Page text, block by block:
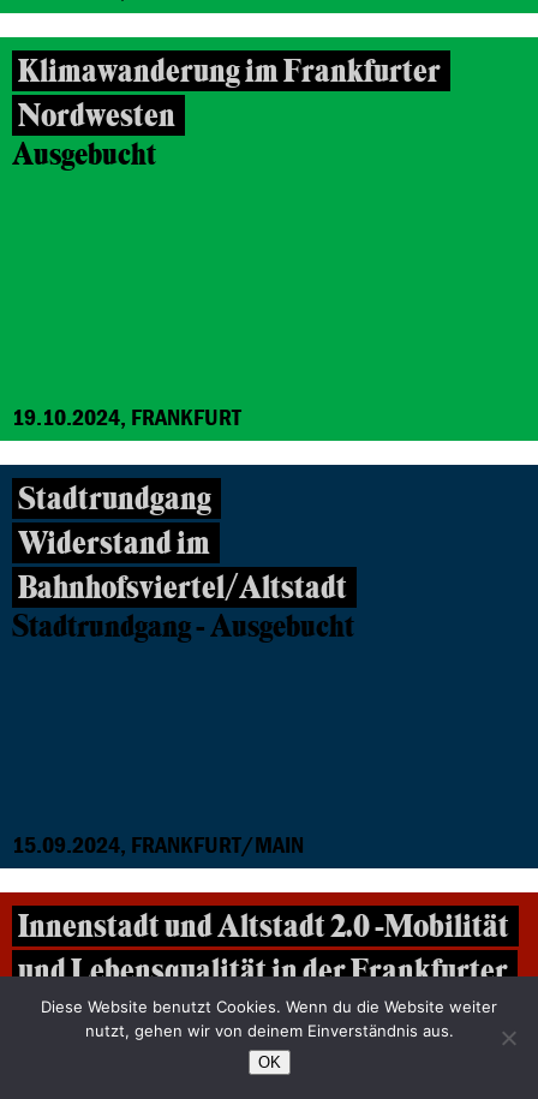
Klimawanderung im Frankfurter
Nordwesten
Ausgebucht
19.10.2024, FRANKFURT
Stadtrundgang
Widerstand im
Bahnhofsviertel/Altstadt
Stadtrundgang - Ausgebucht
15.09.2024, FRANKFURT/MAIN
Innenstadt und Altstadt 2.0 -Mobilität
und Lebensqualität in der Frankfurter
City
Diese Website benutzt Cookies. Wenn du die Website weiter
nutzt, gehen wir von deinem Einverständnis aus.
OK